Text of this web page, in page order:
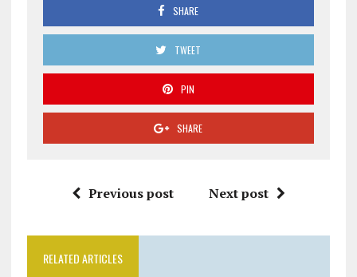
SHARE
TWEET
PIN
SHARE
Previous post Next post
RELATED ARTICLES